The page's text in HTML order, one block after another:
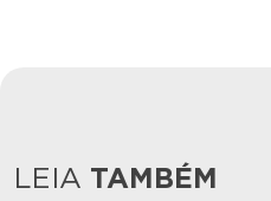
LEIA TAMBÉM